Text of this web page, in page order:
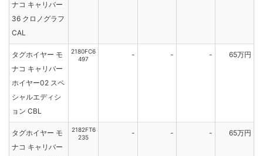
ナコ キャリバー
36 クロノグラフ
CAL
タグホイヤー モ
ナコ キャリバー
ホイヤー02 スペ
シャルエディシ
ョン CBL
2180FC6
497
- - - 65万円
タグホイヤー モ
ナコ キャリバー
2182FT6
235
- - - 65万円